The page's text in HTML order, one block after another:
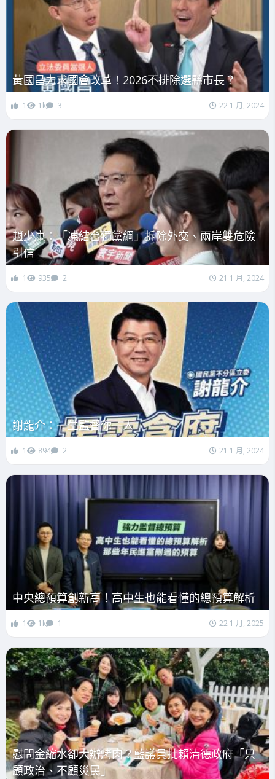
黃國昌力求國會改革！2026不排除選縣市長？
1 1k 3 22 1 月, 2024
趙少康：「凍結台獨黨綱」拆除外交、兩岸雙危險
引信
1 935 2 21 1 月, 2024
謝龍介：一生監督你一人
1 894 2 21 1 月, 2024
中央總預算創新高！高中生也能看懂的總預算解析
1 1k 1 22 1 月, 2025
慰問金縮水卻大辦烤肉？藍議員批賴清德政府「只
顧政治、不顧災民」